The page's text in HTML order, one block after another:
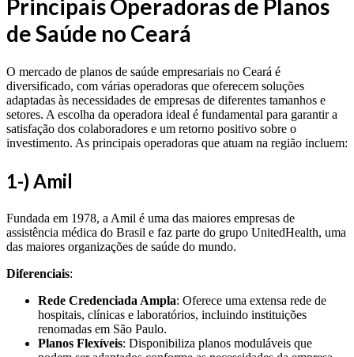
Principais Operadoras de Planos
de Saúde no Ceará
O mercado de planos de saúde empresariais no Ceará é
diversificado, com várias operadoras que oferecem soluções
adaptadas às necessidades de empresas de diferentes tamanhos e
setores. A escolha da operadora ideal é fundamental para garantir a
satisfação dos colaboradores e um retorno positivo sobre o
investimento. As principais operadoras que atuam na região incluem:
1-) Amil
Fundada em 1978, a Amil é uma das maiores empresas de
assistência médica do Brasil e faz parte do grupo UnitedHealth, uma
das maiores organizações de saúde do mundo.
Diferenciais:
Rede Credenciada Ampla: Oferece uma extensa rede de
hospitais, clínicas e laboratórios, incluindo instituições
renomadas em São Paulo.
Planos Flexíveis: Disponibiliza planos moduláveis que